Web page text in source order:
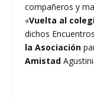
compañeros y
«Vuelta al
dichos
la Asociación
Amistad